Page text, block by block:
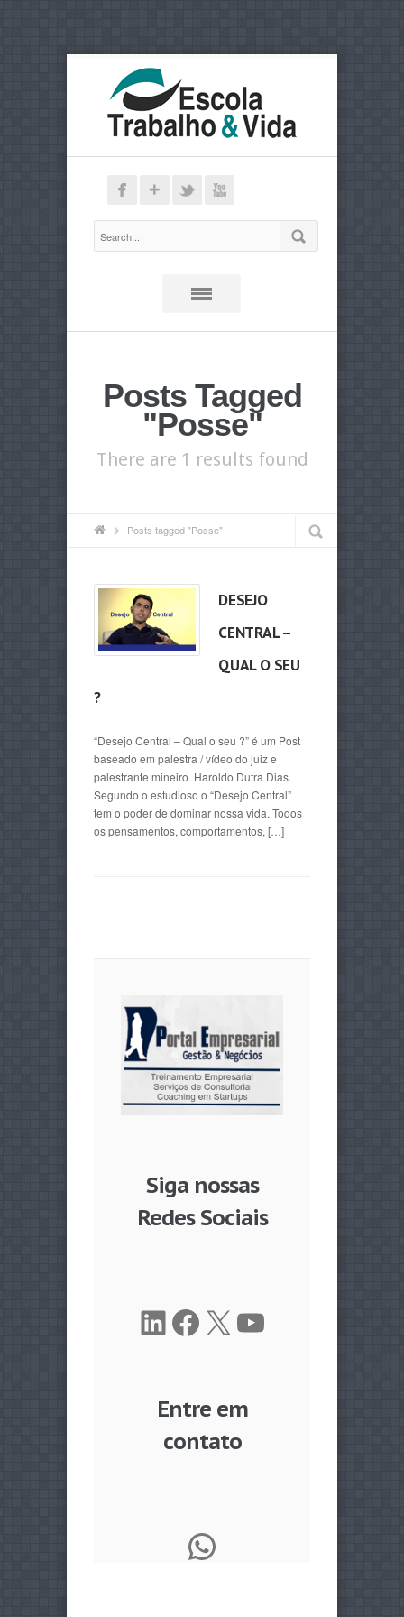
Posts Tagged
"Posse"
There are 1 results found
Posts tagged "Posse"
DESEJO
CENTRAL –
QUAL O SEU
?
“Desejo Central – Qual o seu ?” é um Post
baseado em palestra / vídeo do juiz e
palestrante mineiro Haroldo Dutra Dias.
Segundo o estudioso o “Desejo Central”
tem o poder de dominar nossa vida. Todos
os pensamentos, comportamentos, […]
Siga nossas
Redes Sociais
LinkedIn
Facebook
X Youtube
Entre em
contato
WhatsApp